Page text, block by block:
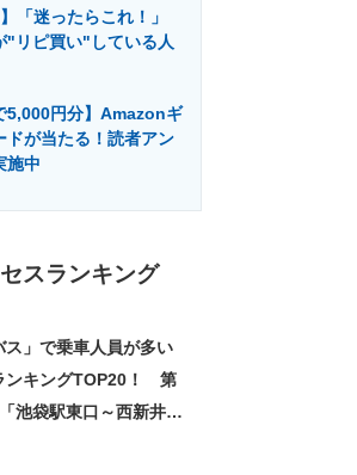
「迷ったらこれ！」
"リピ買い"している人
5,000円分】Amazonギ
ドが当たる！読者アン
施中
スランキング
ス」で乗車人員が多い
ンキングTOP20！ 第
池袋駅東口～西新井駅